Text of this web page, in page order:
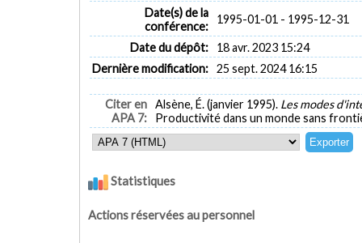
Date(s) de la
conférence:
1995-01-01 - 1995-12-31
Date du dépôt:
18 avr. 2023 15:24
Dernière modification: 25 sept. 2024 16:15
Citer en
APA 7:
Alsène, É. (janvier 1995). Les modes
Productivité dans un monde sans
Statistiques
Actions réservées au personnel